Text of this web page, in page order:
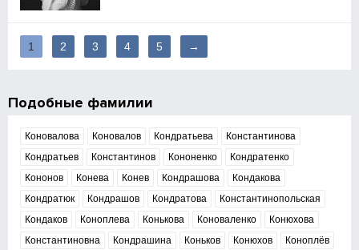
1 2 3 4 5 →
Подобные фамилии
Коновалова Коновалов Кондратьева
Константинова
Кондратьев
Константинов Кононенко
Кондратенко
Кононов
Конева Конев Кондрашова
Кондакова
Кондратюк
Кондрашов Кондратова
Константинопольская
Кондаков
Коноплева Конькова Коноваленко
Конюхова
Константиновна
Кондрашина Коньков Конюхов
Коноплёв